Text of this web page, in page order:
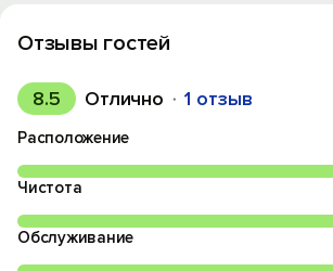
Отзывы гостей
8.5 Отлично 1 отзыв
Расположение
Чистота
Обслуживание